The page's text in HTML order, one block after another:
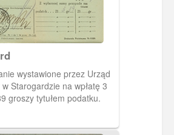
wystawione przez Urząd
Starogardzie na wpłatę 3
groszy tytułem podatku.